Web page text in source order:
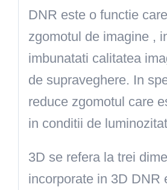
DNR este o functie
zgomotul de imagine ,
imbunatati calitatea
de supraveghere. In
reduce zgomotul care
in conditii de
3D se refera la trei
incorporate in 3D DNR